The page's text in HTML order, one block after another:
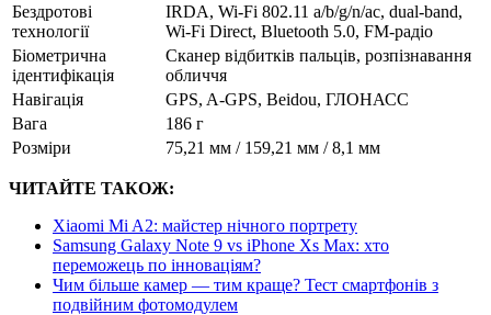
Бездротові
технології
IRDA, Wi-Fi 802.11 a/b/g/n/ac, dual-band,
Wi-Fi Direct, Bluetooth 5.0, FM-радіо
Біометрична
ідентифікація
Сканер відбитків пальців, розпізнавання
обличчя
Навігація
GPS, A-GPS, Beidou, ГЛОНАСС
Вага
186 г
Розміри
75,21 мм / 159,21 мм / 8,1 мм
ЧИТАЙТЕ ТАКОЖ:
Xiaomi Mi A2: майстер нічного портрету
Samsung Galaxy Note 9 vs iPhone Xs Max: хто
переможець по інноваціям?
Чим більше камер — тим краще? Тест смартфонів з
подвійним фотомодулем